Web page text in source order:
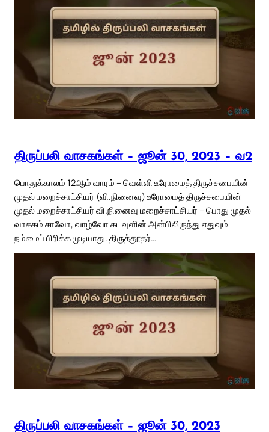
திருப்பலி வாசகங்கள் – ஜூன் 30, 2023 – வ2
பொதுக்காலம் 12ஆம் வாரம் – வெள்ளி உரோமைத் திருச்சபையின்
முதல் மறைச்சாட்சியர் (வி.நினைவு) உரோமைத் திருச்சபையின்
முதல் மறைச்சாட்சியர் வி.நினைவு மறைச்சாட்சியர் – பொது முதல்
வாசகம் சாவோ, வாழ்வோ கடவுளின் அன்பிலிருந்து எதுவும்
நம்மைப் பிரிக்க முடியாது. திருத்தூதர்…
திருப்பலி வாசகங்கள் – ஜூன் 30, 2023